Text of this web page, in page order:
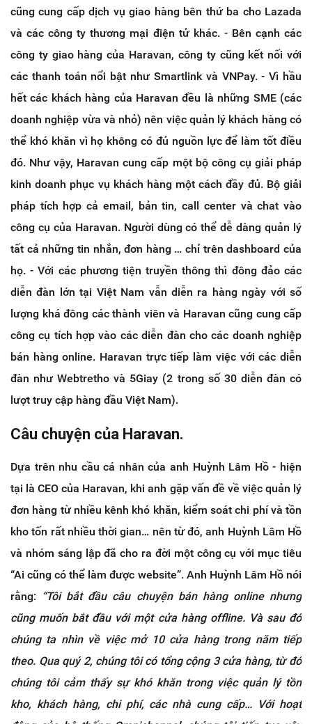
cũng cung cấp dịch vụ giao hàng bên thứ ba cho Lazada
và các công ty thương mại điện tử khác. - Bên cạnh các
công ty giao hàng của Haravan, công ty cũng kết nối với
các thanh toán nổi bật như Smartlink và VNPay. - Vì hầu
hết các khách hàng của Haravan đều là những SME (các
doanh nghiệp vừa và nhỏ) nên việc quản lý khách hàng có
thể khó khăn vì họ không có đủ nguồn lực để làm tốt điều
đó. Như vậy, Haravan cung cấp một bộ công cụ giải pháp
kinh doanh phục vụ khách hàng một cách đầy đủ. Bộ giải
pháp tích hợp cả email, bản tin, call center và chat vào
công cụ của Haravan. Người dùng có thể dễ dàng quản lý
tất cả những tin nhắn, đơn hàng … chỉ trên dashboard của
họ. - Với các phương tiện truyền thông thì đông đảo các
diễn đàn lớn tại Việt Nam vẫn diễn ra hàng ngày với số
lượng khá đông các thành viên và Haravan cũng cung cấp
công cụ tích hợp vào các diễn đàn cho các doanh nghiệp
bán hàng online. Haravan trực tiếp làm việc với các diễn
đàn như Webtretho và 5Giay (2 trong số 30 diễn đàn có
lượt truy cập hàng đầu Việt Nam).
Câu chuyện của Haravan.
Dựa trên nhu cầu cá nhân của anh Huỳnh Lâm Hồ - hiện
tại là CEO của Haravan, khi anh gặp vấn đề về việc quản lý
đơn hàng từ nhiều kênh khó khăn, kiểm soát chi phí và tồn
kho tốn rất nhiều thời gian… nên từ đó, anh Huỳnh Lâm Hồ
và nhóm sáng lập đã cho ra đời một công cụ với mục tiêu
“Ai cũng có thể làm được website”. Anh Huỳnh Lâm Hồ nói
rằng:
“Tôi bắt đầu câu chuyện bán hàng online nhưng
cũng muốn bắt đầu với một cửa hàng offline. Và sau đó
chúng ta nhìn về việc mở 10 cửa hàng trong năm tiếp
theo. Qua quý 2, chúng tôi có tổng cộng 3 cửa hàng, từ đó
chúng tôi cảm thấy sự khó khăn trong việc quản lý tồn
kho, khách hàng, chi phí, các nhà cung cấp… Với hoạt